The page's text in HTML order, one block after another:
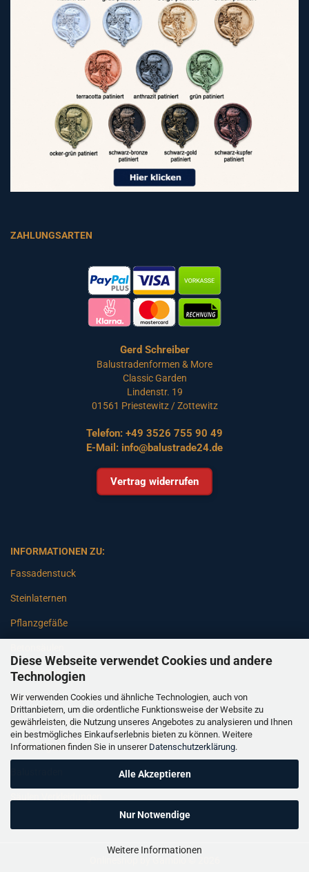
Diese Webseite verwendet Cookies und andere
Technologien
Wir verwenden Cookies und ähnliche Technologien, auch von
Drittanbietern, um die ordentliche Funktionsweise der Website zu
gewährleisten, die Nutzung unseres Angebotes zu analysieren und Ihnen
ein bestmögliches Einkaufserlebnis bieten zu können. Weitere
Informationen finden Sie in unserer Datenschutzerklärung.
Alle Akzeptieren
Nur Notwendige
Weitere Informationen
ZAHLUNGSARTEN
Gerd Schreiber
Balustradenformen & More
Classic Garden
Lindenstr. 19
01561 Priestewitz / Zottewitz
Telefon: +49 3526 755 90 49
E-Mail: info@balustrade24.de
Vertrag widerrufen
INFORMATIONEN ZU:
Fassadenstuck
Steinlaternen
Pflanzgefäße
Gartenbänke
Pfeiler
Gartenbrunnen
Gartenfiguren